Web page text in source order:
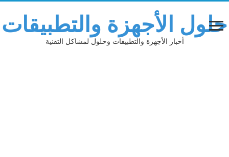
حلول الأجهزة والتطبيقات
أخبار الأجهزة والتطبيقات وحلول لمشاكل التقنية